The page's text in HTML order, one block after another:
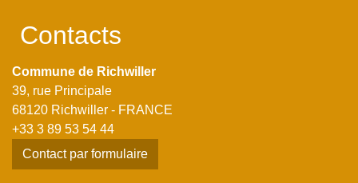
Contacts
Commune de Richwiller
39, rue Principale
68120 Richwiller - FRANCE
+33 3 89 53 54 44
Contact par formulaire